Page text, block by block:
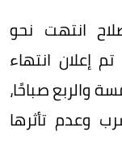
انتهت نحو
تم إعلان انتهاء
والربع صباحًا،
وعدم تأثرها